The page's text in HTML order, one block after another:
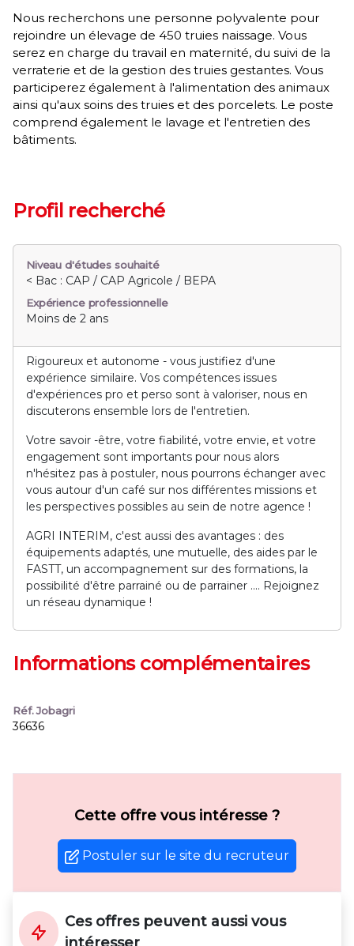
Nous recherchons une personne polyvalente pour
rejoindre un élevage de 450 truies naissage. Vous
serez en charge du travail en maternité, du suivi de la
verraterie et de la gestion des truies gestantes. Vous
participerez également à l'alimentation des animaux
ainsi qu'aux soins des truies et des porcelets. Le poste
comprend également le lavage et l'entretien des
bâtiments.
Profil recherché
Niveau d'études souhaité
< Bac : CAP / CAP Agricole / BEPA
Expérience professionnelle
Moins de 2 ans
Rigoureux et autonome - vous justifiez d'une
expérience similaire. Vos compétences issues
d'expériences pro et perso sont à valoriser, nous en
discuterons ensemble lors de l'entretien.
Votre savoir -être, votre fiabilité, votre envie, et votre
engagement sont importants pour nous alors
n'hésitez pas à postuler, nous pourrons échanger avec
vous autour d'un café sur nos différentes missions et
les perspectives possibles au sein de notre agence !
AGRI INTERIM, c'est aussi des avantages : des
équipements adaptés, une mutuelle, des aides par le
FASTT, un accompagnement sur des formations, la
possibilité d'être parrainé ou de parrainer .... Rejoignez
un réseau dynamique !
Informations complémentaires
Réf. Jobagri
36636
Cette offre vous intéresse ?
Postuler sur le site du recruteur
Ces offres peuvent aussi vous